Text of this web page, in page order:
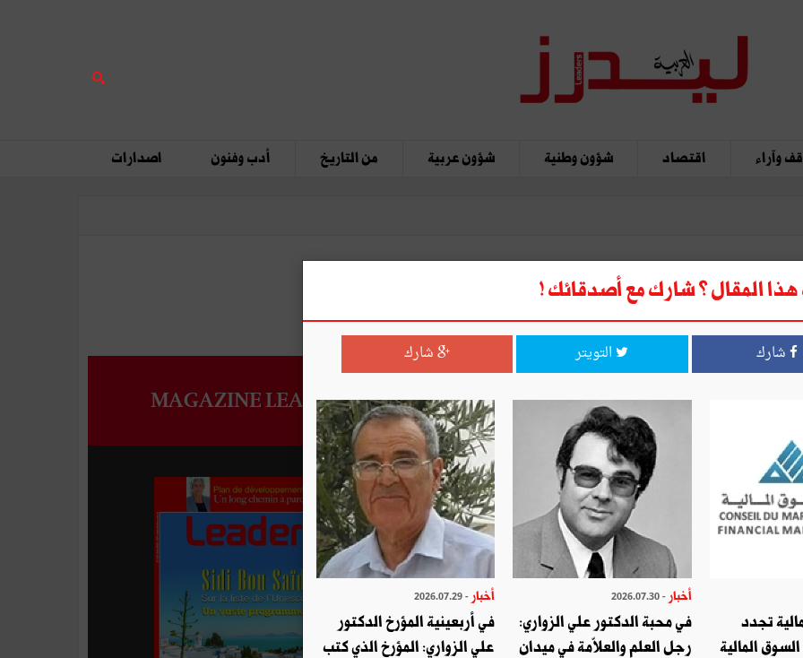
وآراء اقتصاد شؤون وطنية شؤون عربية من التاريخ أدب وفنون اصدارات
للعربيّة
MAGAZINE LEADERS
المقال ؟ شارك مع أصدقائك !
شارك التويتر شارك
تجدد
المالية
أخبار - 2026.07.30
في محبة الدكتور علي الزواري:
رجل العلم والعلاّمة في ميدان
أخبار - 2026.07.29
في أربعينية المؤرخ الدكتور
علي الزواري: المؤرخ الذي كتب